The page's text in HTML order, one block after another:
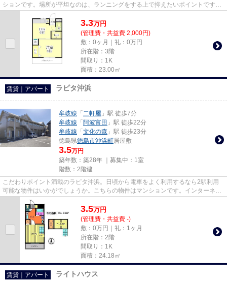
ションです。場所が平坦なのは、ランニングをする上で抑えたいポイントです
ね。こちらのマンションはインタ...
3.3万円
(管理費・共益費 2,000円)
敷：0ヶ月｜礼：0万円
所在階：3階
間取り：1K
面積：23.00㎡
賃貸｜アパート ラピタ沖浜
牟岐線 「 二軒屋 」駅 徒歩7分
牟岐線 「 阿波富田 」駅 徒歩22分
牟岐線 「 文化の森 」駅 徒歩23分
徳島県徳島市沖浜町居屋敷
3.5万円
築年数：築28年 ｜募集中： 1室
階数：2階建
こだわりポイント満載のラピタ沖浜。日頃から電車をよく利用するなら2駅利用
可能な物件はいかがでしょうか。こちらの物件はマンションです。インターネッ
トをご利用いただける物件です...
3.5万円
(管理費・共益費 -)
敷：0万円｜礼：1ヶ月
所在階：2階
間取り：1K
面積：24.18㎡
賃貸｜アパート ライトハウス